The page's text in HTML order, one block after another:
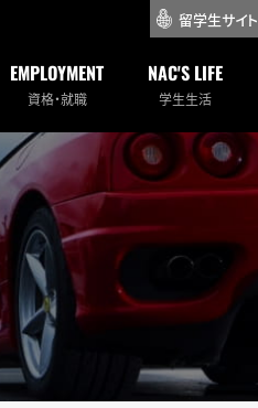
留学生サイト
EMPLOYMENT
資格・就職
NAC'S LIFE
学生生活